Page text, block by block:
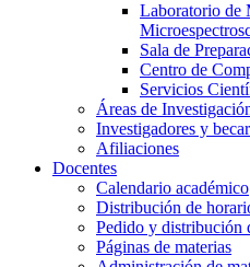
Laboratorio de
Sala de
Centro de
Servicios
Áreas de
Investigadores y
Afiliaciones
Docentes
Calendario académico
Distribución de
Pedido y distribución
Páginas de materias